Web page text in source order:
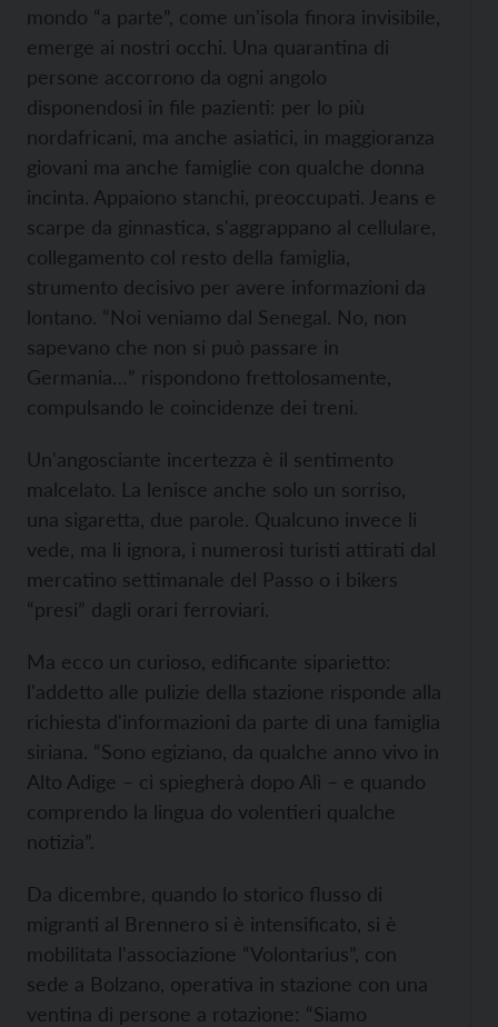
mondo “a parte”, come un'isola finora invisibile,
emerge ai nostri occhi. Una quarantina di
persone accorrono da ogni angolo
disponendosi in file pazienti: per lo più
nordafricani, ma anche asiatici, in maggioranza
giovani ma anche famiglie con qualche donna
incinta. Appaiono stanchi, preoccupati. Jeans e
scarpe da ginnastica, s'aggrappano al cellulare,
collegamento col resto della famiglia,
strumento decisivo per avere informazioni da
lontano. “Noi veniamo dal Senegal. No, non
sapevano che non si può passare in
Germania…” rispondono frettolosamente,
compulsando le coincidenze dei treni.
Un'angosciante incertezza è il sentimento
malcelato. La lenisce anche solo un sorriso,
una sigaretta, due parole. Qualcuno invece li
vede, ma li ignora, i numerosi turisti attirati dal
mercatino settimanale del Passo o i bikers
“presi” dagli orari ferroviari.
Ma ecco un curioso, edificante siparietto:
l'addetto alle pulizie della stazione risponde alla
richiesta d'informazioni da parte di una famiglia
siriana. “Sono egiziano, da qualche anno vivo in
Alto Adige – ci spiegherà dopo Alì – e quando
comprendo la lingua do volentieri qualche
notizia”.
Da dicembre, quando lo storico flusso di
migranti al Brennero si è intensificato, si è
mobilitata l'associazione “Volontarius”, con
sede a Bolzano, operativa in stazione con una
ventina di persone a rotazione: “Siamo